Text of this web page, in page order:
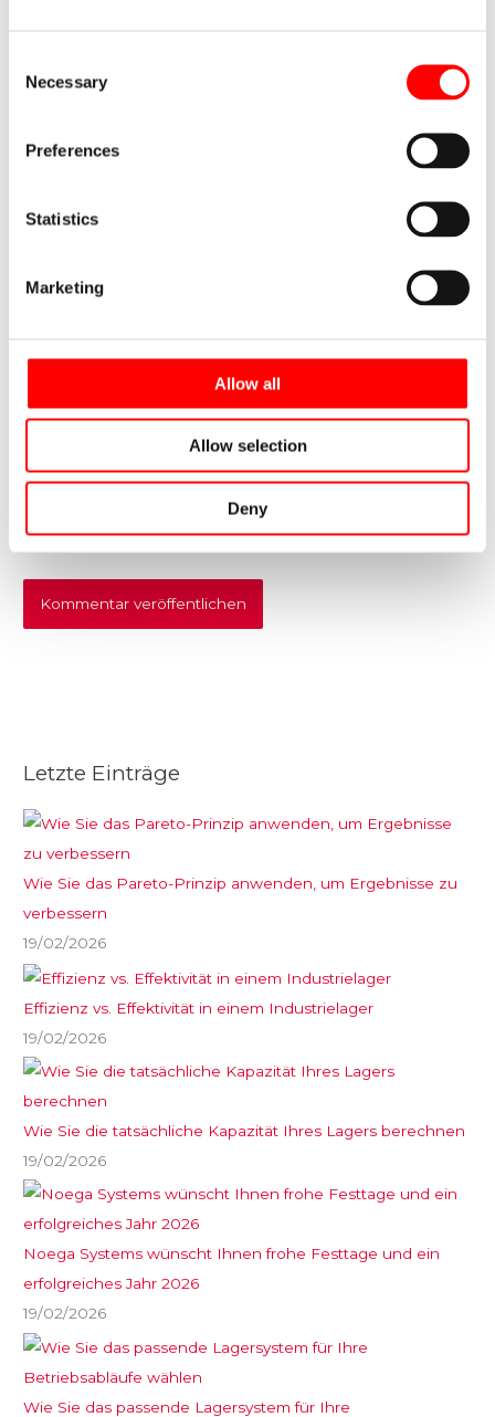
Selection
Necessary
Preferences
Statistics
Marketing
Allow all
Allow selection
Deny
Hier
Adresse
Letzte Einträge
Wie Sie das Pareto-Prinzip anwenden, um Ergebnisse zu
verbessern
19/02/2026
Effizienz vs. Effektivität in einem Industrielager
19/02/2026
Wie Sie die tatsächliche Kapazität Ihres Lagers berechnen
19/02/2026
Noega Systems wünscht Ihnen frohe Festtage und ein
erfolgreiches Jahr 2026
19/02/2026
Wie Sie das passende Lagersystem für Ihre